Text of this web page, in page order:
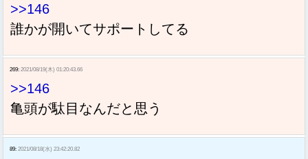
>>146
誰かが開いてサポートしてる
269: 2021/08/19(木) 01:20:43.66
>>146
亀頭が駄目なんだと思う
89: 2021/08/18(水) 23:42:20.82